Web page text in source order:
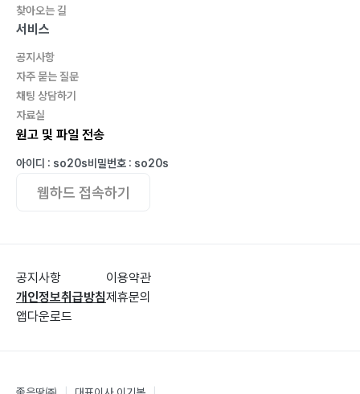
찾아오는 길
서비스
공지사항
자주 묻는 질문
채팅 상담하기
자료실
원고 및 파일 전송
아이디 : so20s비밀번호 : so20s
웹하드 접속하기
공지사항
개인정보취급방침
앱다운로드
이용약관
제휴문의